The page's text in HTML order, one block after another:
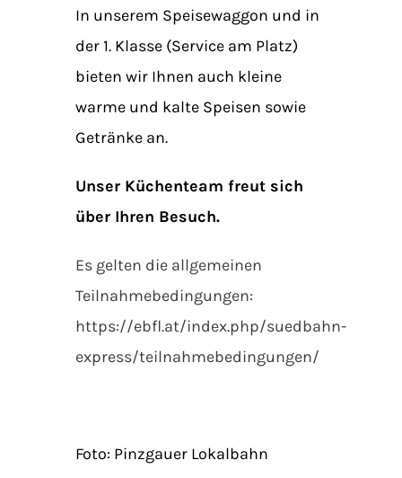
In unserem Speisewaggon und in
der 1. Klasse (Service am Platz)
bieten wir Ihnen auch kleine
warme und kalte Speisen sowie
Getränke an.
Unser Küchenteam freut sich
über Ihren Besuch.
Es gelten die allgemeinen
Teilnahmebedingungen:
https://ebfl.at/index.php/suedbahn-
express/teilnahmebedingungen/
Foto: Pinzgauer Lokalbahn